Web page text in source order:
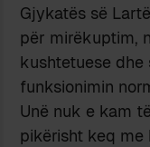
Gjykatës së
për mirëkuptim,
kushtetuese
funksionimin
Unë nuk e kam
pikërisht keq me